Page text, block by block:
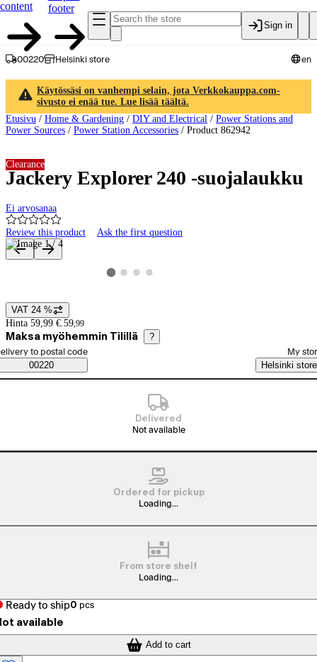
content
footer
Sign in
00220 Helsinki store en
Käytössäsi on vanhempi selain, jota Verkkokauppa.com-
sivusto ei enää tue. Lue lisää täältä.
Etusivu / Home & Gardening / DIY and Electrical / Power Stations and
Power Sources / Power Station Accessories / Product 862942
Jackery Explorer 240 -suojalaukku
Ei arvosanaa
Review this product Ask the first question
Clearance
Product images and videos
View product image 1
View product image 2
View product image 3
View product image 4
Price details
VAT 24 %
Hinta 59,99 €. 59,99
Maksa myöhemmin Tilillä ?
Saatavuustiedot
order method
to postal code
00220
My
Helsinki store
Delivered
Not available
Ordered for pickup
Loading...
From store shelf
Loading...
Ready to ship0 pcs
available
Add to cart